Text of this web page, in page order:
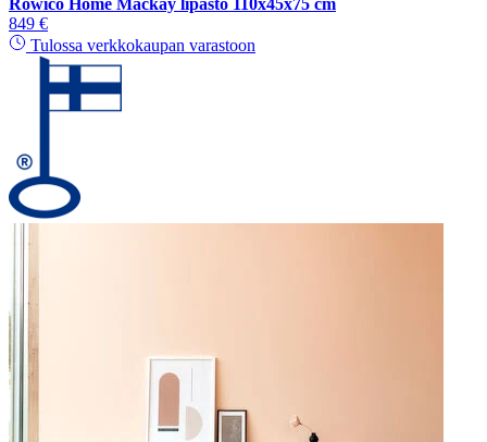
849 €
Tulossa verkkokaupan varastoon